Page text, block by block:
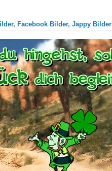
Facebook Bilder, Jappy Bilder